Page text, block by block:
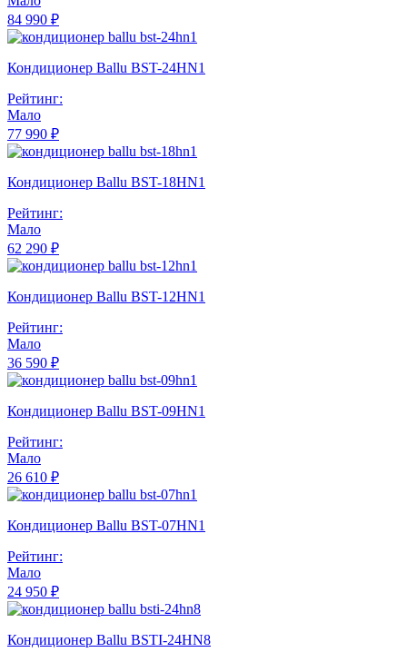
84 990 ₽
Кондиционер Ballu BST-24HN1
Рейтинг:
Мало
77 990 ₽
Кондиционер Ballu BST-18HN1
Рейтинг:
Мало
62 290 ₽
Кондиционер Ballu BST-12HN1
Рейтинг:
Мало
36 590 ₽
Кондиционер Ballu BST-09HN1
Рейтинг:
Мало
26 610 ₽
Кондиционер Ballu BST-07HN1
Рейтинг:
Мало
24 950 ₽
Кондиционер Ballu BSTI-24HN8